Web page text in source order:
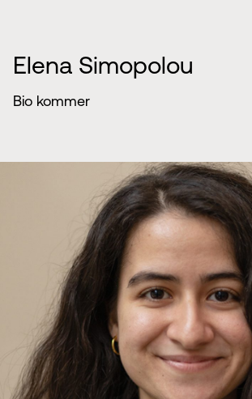
Elena Simopolou
Bio kommer